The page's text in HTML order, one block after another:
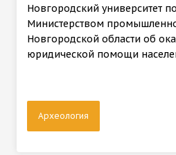
Новгородский университет
Министерством
Новгородской области об
юридической помощи
Археология